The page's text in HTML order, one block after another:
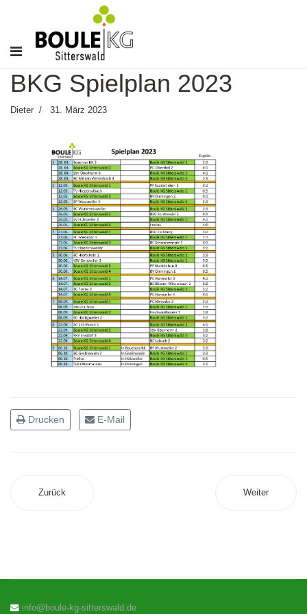
BKG Spielplan 2023
Dieter 31. März 2023
Drucken E-Mail
Zurück Weiter
info@boule-kg-sitterswald.de